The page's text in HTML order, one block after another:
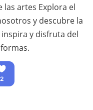
las artes Explora el
y descubre la
y disfruta del